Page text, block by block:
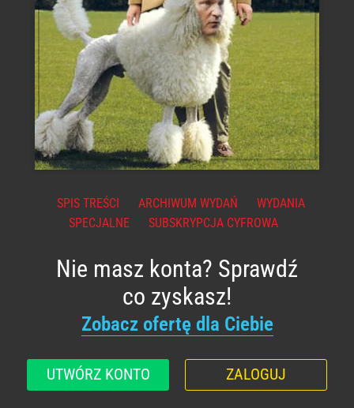
SPIS TREŚCI ARCHIWUM WYDAŃ
WYDANIA
SPECJALNE
SUBSKRYPCJA CYFROWA
Nie masz konta? Sprawdź
co zyskasz!
Zobacz ofertę dla Ciebie
UTWÓRZ KONTO ZALOGUJ